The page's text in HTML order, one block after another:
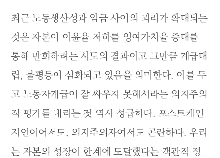
최근 노동생산성과 임금 사이의 괴리가 확대되는
것은 자본이 이윤율 저하를 잉여가치율 증대를
통해 만회하려는 시도의 결과이고 그만큼 계급대
립, 불평등이 심화되고 있음을 의미한다. 이를 두
고 노동자계급이 잘 싸우지 못해서라는 의지주의
적 평가를 내리는 것 역시 성급하다. 포스트케인
지언이어서도, 의지주의자여서도 곤란하다. 우리
는 자본의 성장이 한계에 도달했다는 객관적 정